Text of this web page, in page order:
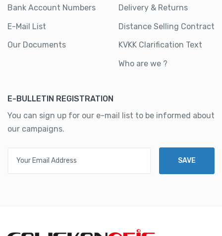
Bank Account Numbers
E-Mail List
Our Documents
Delivery & Returns
Distance Selling Contract
KVKK Clarification Text
Who are we ?
E-BULLETIN REGISTRATION
You can sign up for our e-mail list to be informed about
our campaigns.
SAVE